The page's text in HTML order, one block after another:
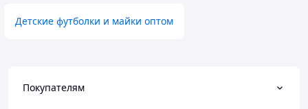
Детские футболки и майки оптом
Покупателям